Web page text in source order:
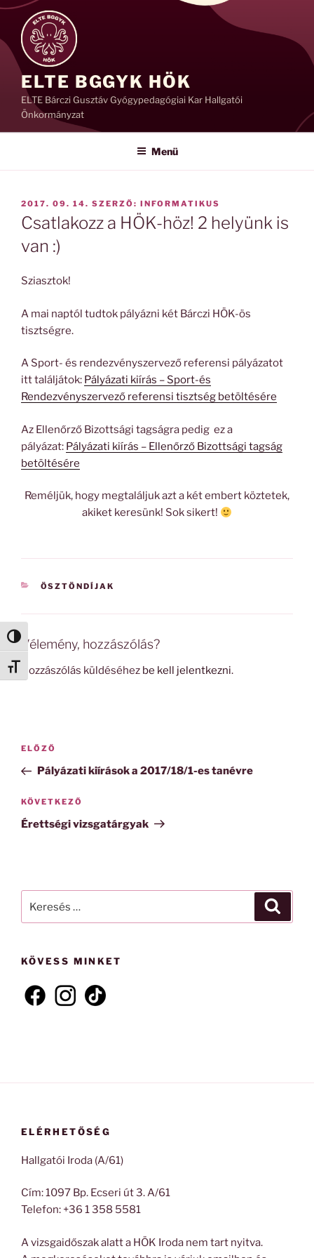
Nagy kontraszt váltása
Betűméret váltása
Tartalomhoz
ELTE BGGYK HÖK
ELTE Bárczi Gusztáv Gyógypedagógiai Kar Hallgatói
Önkormányzat
Menü
BEKÜLDVE:
2017. 09. 14. SZERZŐ: INFORMATIKUS
Csatlakozz a HÖK-höz! 2 helyünk is
van :)
Sziasztok!
A mai naptól tudtok pályázni két Bárczi HÖK-ös
tisztségre.
A Sport- és rendezvényszervező referensi pályázatot
itt találjátok: Pályázati kiírás – Sport-és
Rendezvényszervező referensi tisztség betöltésére
Az Ellenőrző Bizottsági tagságra pedig ez a
pályázat: Pályázati kiírás – Ellenőrző Bizottsági tagság
betöltésére
Reméljük, hogy megtaláljuk azt a két embert köztetek,
akiket keresünk! Sok sikert!
KATEGÓRIÁK
ÖSZTÖNDÍJAK
Vélemény, hozzászólás?
Hozzászólás küldéséhez be kell jelentkezni.
Bejegyzés
Korábbi
bejegyzés
ELŐZŐ
Pályázati kiírások a 2017/18/1-es tanévre
Következő
bejegyzés
KÖVETKEZŐ
Érettségi vizsgatárgyak
KÖVESS MINKET
ELÉRHETŐSÉG
Hallgatói Iroda (A/61)
Cím: 1097 Bp. Ecseri út 3. A/61
Telefon: +36 1 358 5581
A vizsgaidőszak alatt a HÖK Iroda nem tart nyitva.